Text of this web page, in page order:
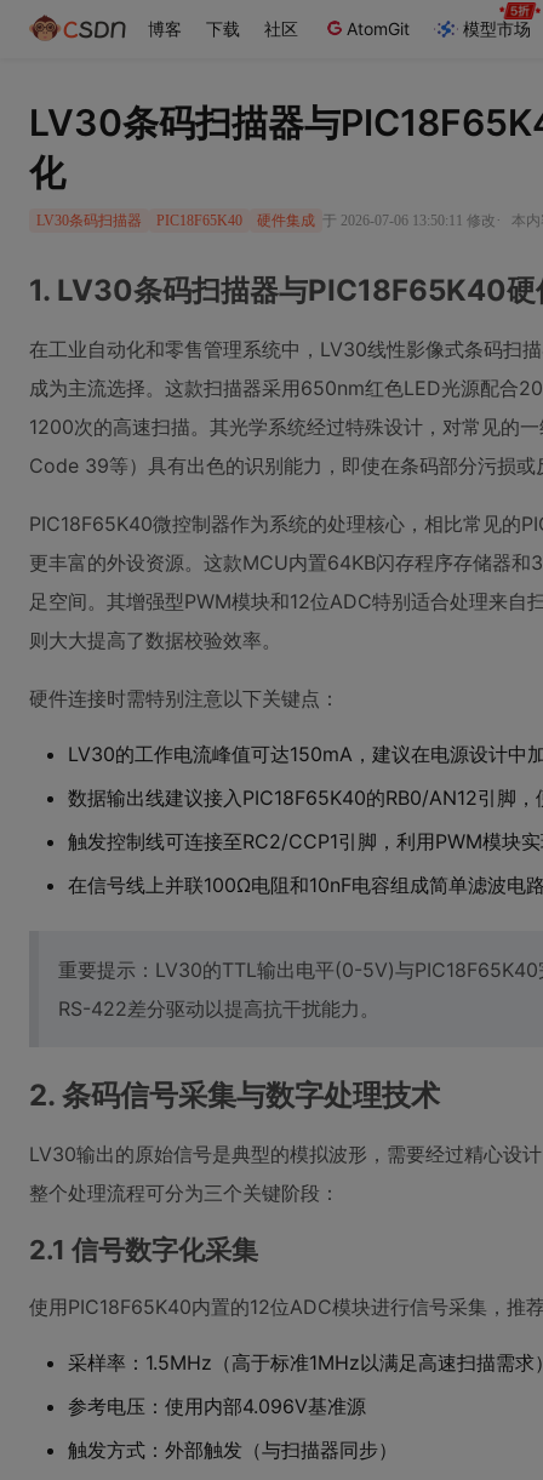
博客 下载 社区 AtomGit 模型市场
LV30条码扫描器与
化
LV30条码扫描器 PIC18F65K40 硬件集成 于 2026-07-06 13:50:11 修改 · 本内
1. LV30条码扫描器与PIC18F65K40硬
在工业自动化和零售管理系统中，LV30线性影像式条码扫
成为主流选择。这款扫描器采用650nm红色LED光源配合
1200次的高速扫描。其光学系统经过特殊设计，对常见的
Code 39等）具有出色的识别能力，即使在条码部分污损
PIC18F65K40微控制器作为系统的处理核心，相比常见的
更丰富的外设资源。这款MCU内置64KB闪存程序存储器和
足空间。其增强型PWM模块和12位ADC特别适合处理来自
则大大提高了数据校验效率。
硬件连接时需特别注意以下关键点：
LV30的工作电流峰值可达150mA，建议在电源设计中
数据输出线建议接入PIC18F65K40的RB0/AN12引脚，
触发控制线可连接至RC2/CCP1引脚，利用PWM模块
在信号线上并联100Ω电阻和10nF电容组成简单滤波电
重要提示：LV30的TTL输出电平(0-5V)与
RS-422差分驱动以提高抗干扰能力。
2. 条码信号采集与数字处理技术
LV30输出的原始信号是典型的模拟波形，需要经过精心设
整个处理流程可分为三个关键阶段：
2.1 信号数字化采集
使用PIC18F65K40内置的12位ADC模块进行信号采集，推
采样率：1.5MHz（高于标准1MHz以满足高速扫描需求
参考电压：使用内部4.096V基准源
触发方式：外部触发（与扫描器同步）